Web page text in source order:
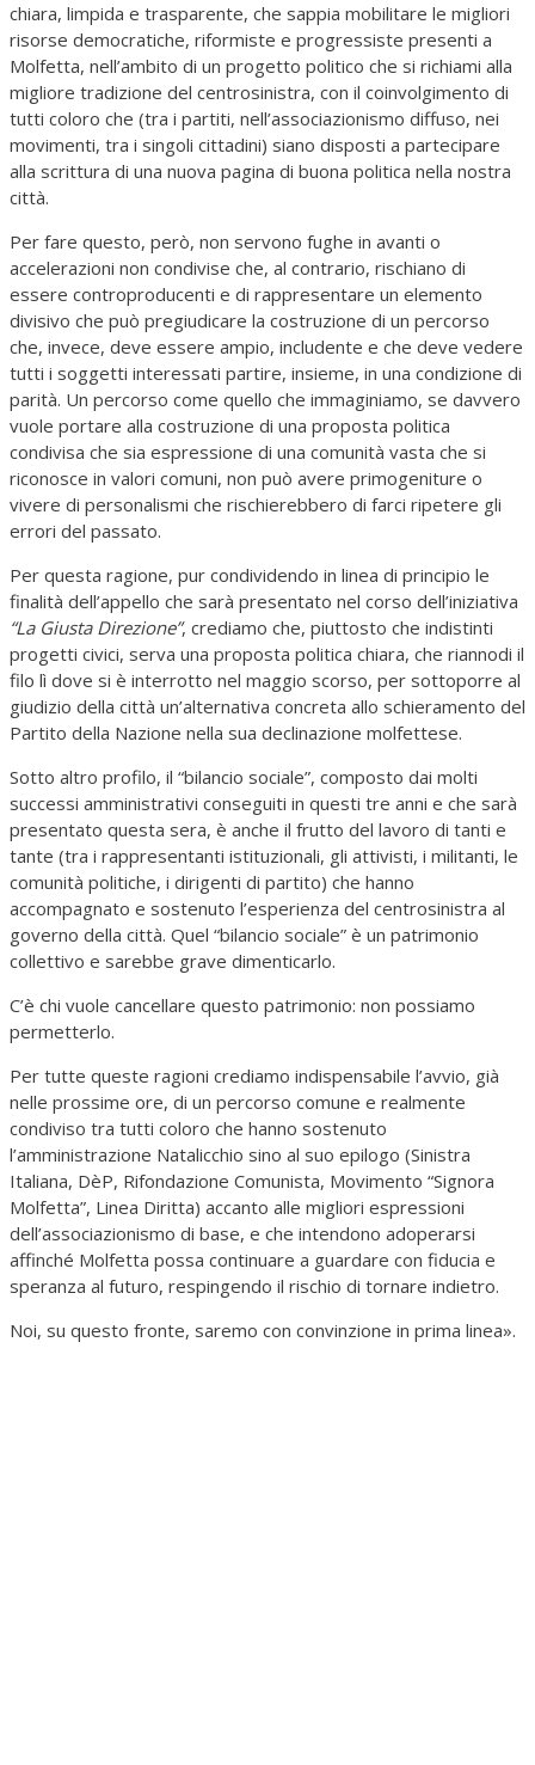
chiara, limpida e trasparente, che sappia mobilitare le migliori
risorse democratiche, riformiste e progressiste presenti a
Molfetta, nell’ambito di un progetto politico che si richiami alla
migliore tradizione del centrosinistra, con il coinvolgimento di
tutti coloro che (tra i partiti, nell’associazionismo diffuso, nei
movimenti, tra i singoli cittadini) siano disposti a partecipare
alla scrittura di una nuova pagina di buona politica nella nostra
città.
Per fare questo, però, non servono fughe in avanti o
accelerazioni non condivise che, al contrario, rischiano di
essere controproducenti e di rappresentare un elemento
divisivo che può pregiudicare la costruzione di un percorso
che, invece, deve essere ampio, includente e che deve vedere
tutti i soggetti interessati partire, insieme, in una condizione di
parità. Un percorso come quello che immaginiamo, se davvero
vuole portare alla costruzione di una proposta politica
condivisa che sia espressione di una comunità vasta che si
riconosce in valori comuni, non può avere primogeniture o
vivere di personalismi che rischierebbero di farci ripetere gli
errori del passato.
Per questa ragione, pur condividendo in linea di principio le
finalità dell’appello che sarà presentato nel corso dell’iniziativa
“La Giusta Direzione”, crediamo che, piuttosto che indistinti
progetti civici, serva una proposta politica chiara, che riannodi il
filo lì dove si è interrotto nel maggio scorso, per sottoporre al
giudizio della città un’alternativa concreta allo schieramento del
Partito della Nazione nella sua declinazione molfettese.
Sotto altro profilo, il “bilancio sociale”, composto dai molti
successi amministrativi conseguiti in questi tre anni e che sarà
presentato questa sera, è anche il frutto del lavoro di tanti e
tante (tra i rappresentanti istituzionali, gli attivisti, i militanti, le
comunità politiche, i dirigenti di partito) che hanno
accompagnato e sostenuto l’esperienza del centrosinistra al
governo della città. Quel “bilancio sociale” è un patrimonio
collettivo e sarebbe grave dimenticarlo.
C’è chi vuole cancellare questo patrimonio: non possiamo
permetterlo.
Per tutte queste ragioni crediamo indispensabile l’avvio, già
nelle prossime ore, di un percorso comune e realmente
condiviso tra tutti coloro che hanno sostenuto
l’amministrazione Natalicchio sino al suo epilogo (Sinistra
Italiana, DèP, Rifondazione Comunista, Movimento “Signora
Molfetta”, Linea Diritta) accanto alle migliori espressioni
dell’associazionismo di base, e che intendono adoperarsi
affinché Molfetta possa continuare a guardare con fiducia e
speranza al futuro, respingendo il rischio di tornare indietro.
Noi, su questo fronte, saremo con convinzione in prima linea».